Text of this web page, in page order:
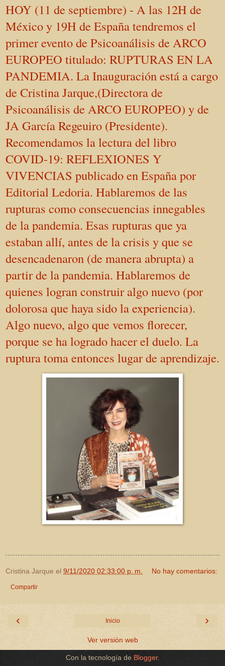
HOY (11 de septiembre) - A las 12H de
México y 19H de España tendremos el
primer evento de Psicoanálisis de ARCO
EUROPEO titulado: RUPTURAS EN LA
PANDEMIA. La Inauguración está a cargo
de Cristina Jarque,(Directora de
Psicoanálisis de ARCO EUROPEO) y de
JA García Regeuiro (Presidente).
Recomendamos la lectura del libro
COVID-19: REFLEXIONES Y
VIVENCIAS publicado en España por
Editorial Ledoria. Hablaremos de las
rupturas como consecuencias innegables
de la pandemia. Esas rupturas que ya
estaban allí, antes de la crisis y que se
desencadenaron (de manera abrupta) a
partir de la pandemia. Hablaremos de
quienes logran construir algo nuevo (por
dolorosa que haya sido la experiencia).
Algo nuevo, algo que vemos florecer,
porque se ha logrado hacer el duelo. La
ruptura toma entonces lugar de aprendizaje.
Cristina Jarque el 9/11/2020 02:33:00 p. m. No hay comentarios:
Compartir
‹ ›
Inicio
Ver versión web
Con la tecnología de Blogger.